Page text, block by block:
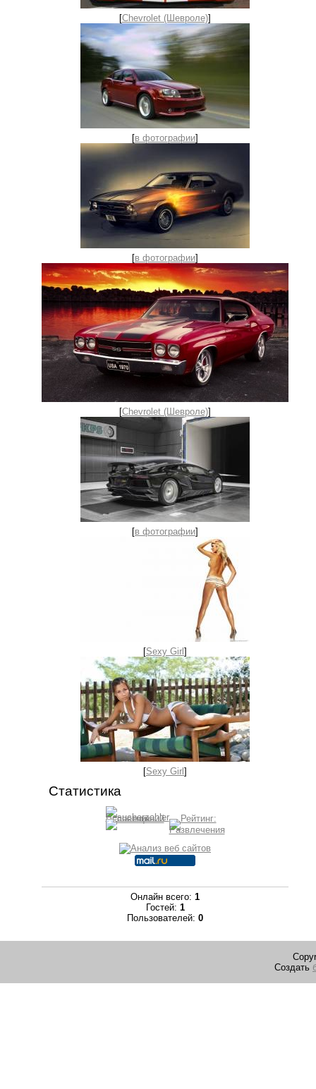
[Chevrolet (Шевроле)]
[в фотографии]
[в фотографии]
[Chevrolet (Шевроле)]
[в фотографии]
[Sexy Girl ]
[Sexy Girl ]
Статистика
Онлайн всего: 1
Гостей: 1
Пользователей: 0
Создать